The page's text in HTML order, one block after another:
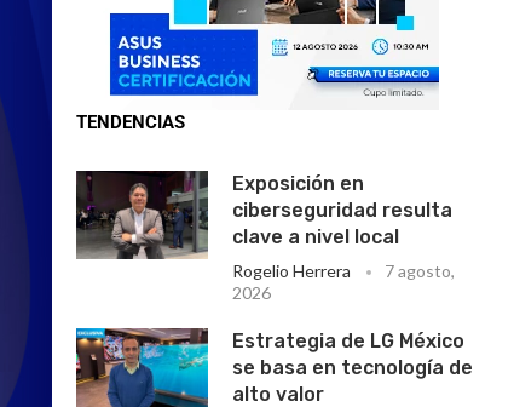
TENDENCIAS
Exposición en
ciberseguridad resulta
clave a nivel local
Rogelio Herrera
7 agosto,
2026
Estrategia de LG México
se basa en tecnología de
alto valor